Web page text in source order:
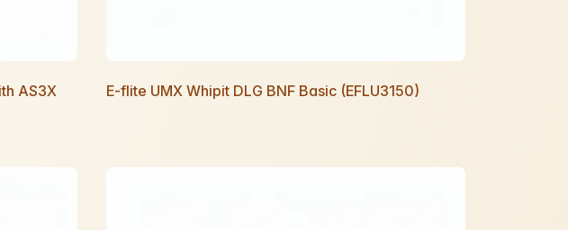
AS3X
E-flite UMX Whipit DLG BNF Basic (EFLU3150)